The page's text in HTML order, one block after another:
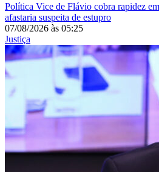
Política Vice de Flávio cobra rapidez
afastaria suspeita de estupro
07/08/2026 às 05:25
Justiça